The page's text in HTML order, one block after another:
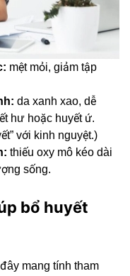
mệt mỏi, giảm tập
da xanh xao, dễ
hư hoặc huyết ứ.
với kinh nguyệt.)
thiếu oxy mô kéo dài
sống.
bổ huyết
mang tính tham